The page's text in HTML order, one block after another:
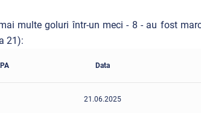
multe goluri într-un meci - 8 - au fost
21):
Data
21.06.2025